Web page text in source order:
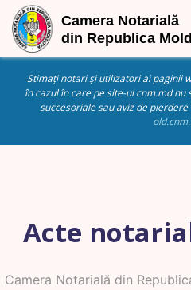
Stimați notari și utilizatori ai paginii
în cazul în care pe site-ul cnm.md
succesoriale sau aviz de
Acte
Camera Notarială din